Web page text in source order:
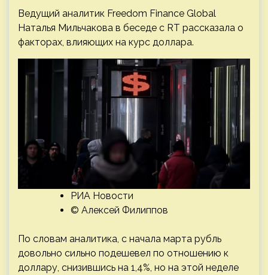
Ведущий аналитик Freedom Finance Global
Наталья Мильчакова в беседе с RT рассказала о
факторах, влияющих на курс доллара.
РИА Новости
© Алексей Филиппов
По словам аналитика, с начала марта рубль
довольно сильно подешевел по отношению к
доллару, снизившись на 1,4%, но на этой неделе